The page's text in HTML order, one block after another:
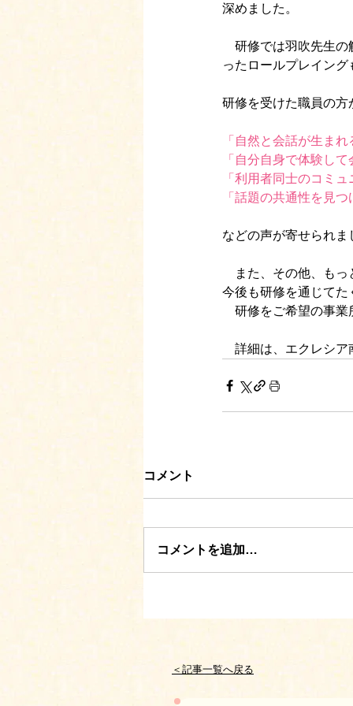
深めました。
研修では羽吹先生の
ったロールプレイン
研修を受けた職員の方
「自然と会話が生ま
「自分自身で体験し
「利用者同士のコミ
「話題の共通性を見
などの声が寄せられま
また、その他、もっ
今後も研修を通じて
研修をご希望の事業
詳細は、エクレシア
コメント
コメントを追加…
＜記事一覧へ戻る